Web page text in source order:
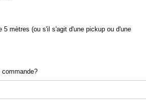
mètres (ou s'il s'agit d'une pickup ou d'une